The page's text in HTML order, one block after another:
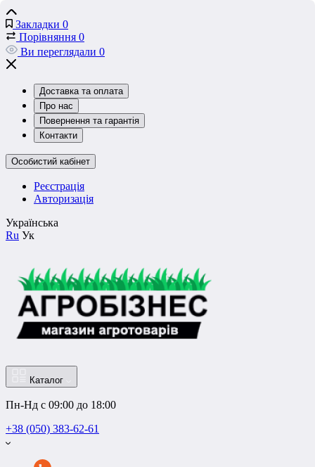
Закладки 0
Порівняння 0
Ви переглядали 0
Доставка та оплата
Про нас
Повернення та гарантія
Контакти
Особистий кабінет
Реєстрація
Авторизація
Українська
Ru Ук
Каталог
Пн-Нд с 09:00 до 18:00
+38 (050) 383-62-61